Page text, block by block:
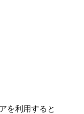
を利用すると